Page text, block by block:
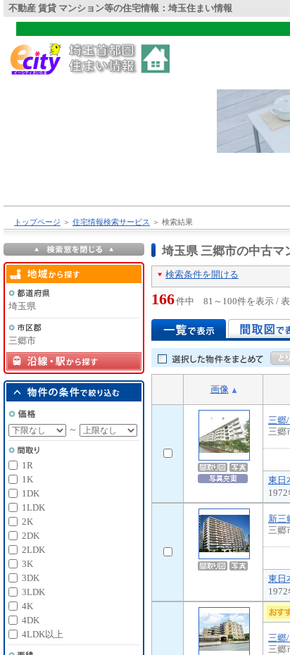
不動産 賃貸 マンション等の住宅情報：埼玉住まい情報
トップページ ＞ 住宅情報検索サービス ＞ 検索結果
埼玉県 三郷市の中古マ
検索条件を開ける
166件中 81～100件を表示 /
画像
三郷
三郷
東日
新三
三郷
東日
三郷
三郷
埼玉県
三郷市
～
1R
1K
1DK
1LDK
2K
2DK
2LDK
3K
3DK
3LDK
4K
4DK
4LDK以上